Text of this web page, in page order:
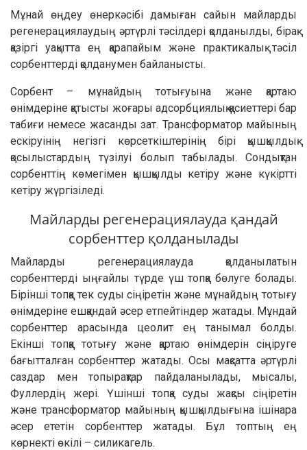
Мұнай өңдеу өнеркәсібі дамыған сайын майларды
регенерациялаудың әртүрлі тәсілдері қолданылды, бірақ
қазіргі уақытта ең қарапайым және практикалық тәсіл
сорбенттерді қолданумен байланысты.
Сорбент – мұнайдың тотығуына және қартаю
өнімдеріне қатысты жоғары адсорбциялық қасиеттері бар
табиғи немесе жасанды зат. Трансформатор майының
ескіруінің негізгі көрсеткіштерінің бірі қышқылдық
қосылыстардың түзілуі болып табылады. Сондықтан
сорбенттің көмегімен қышқылды кетіру және күкіртті
кетіру жүргізіледі.
Майларды регенерациялауда қандай
сорбенттер қолданылады
Майларды регенерациялауда қолданылатын
сорбенттерді ыңғайлы түрде үш топқа бөлуге болады.
Бірінші топқа тек суды сіңіретін және мұнайдың тотығу
өнімдеріне ешқандай әсер етпейтіндер жатады. Мұндай
сорбенттер арасында цеолит ең танымал болды.
Екінші топқа тотығу және қартаю өнімдерін сіңіруге
бағытталған сорбенттер жатады. Осы мақсатта әртүрлі
саздар мен топырақтар пайдаланылады, мысалы,
Фуллердің жері. Үшінші топқа суды жақсы сіңіретін
және трансформатор майының қышқылдығына ішінара
әсер ететін сорбенттер жатады. Бұл топтың ең
көрнекті өкілі – силикагель.